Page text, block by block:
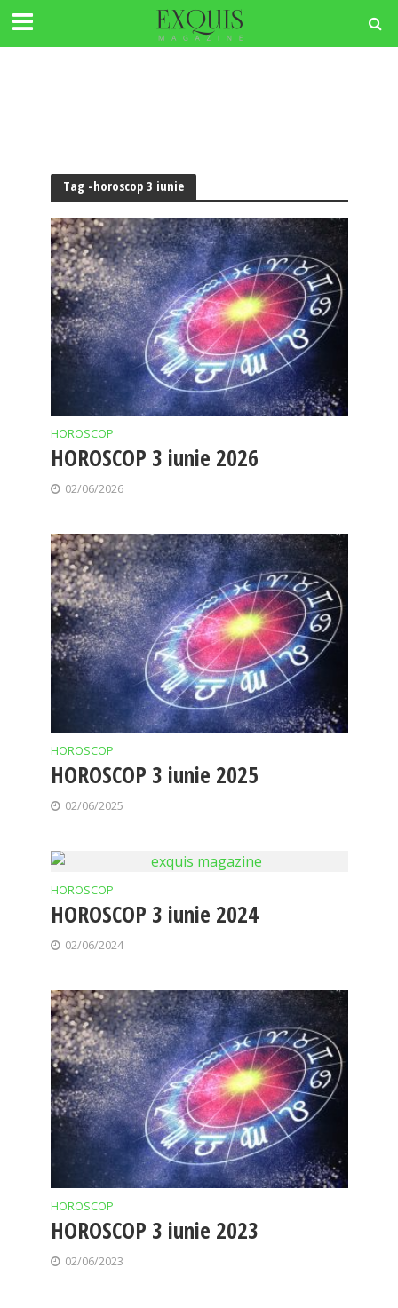
Tag -horoscop 3 iunie
HOROSCOP
HOROSCOP 3 iunie 2026
02/06/2026
HOROSCOP
HOROSCOP 3 iunie 2025
02/06/2025
HOROSCOP
HOROSCOP 3 iunie 2024
02/06/2024
HOROSCOP
HOROSCOP 3 iunie 2023
02/06/2023